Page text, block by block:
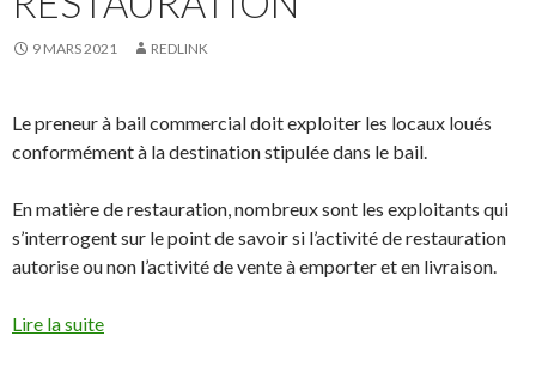
9 MARS 2021 REDLINK
Le preneur à bail commercial doit exploiter les locaux loués
conformément à la destination stipulée dans le bail.
En matière de restauration, nombreux sont les exploitants qui
s’interrogent sur le point de savoir si l’activité de restauration
autorise ou non l’activité de vente à emporter et en livraison.
Lire la suite